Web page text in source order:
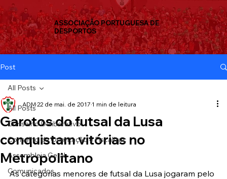
ASSOCIAÇÃO PORTUGUESA DE
DESPORTOS
Post
All Posts
Conselho Deliberativo
Conselho de Orientação e Fiscalizaç
Assembleia Geral
Comunicados
All Posts
Garotos do futsal da Lusa
conquistam vitórias no
Metropolitano
ADM 22 de mai. de 2017 1 min de leitura
As categorias menores de futsal da Lusa jogaram pelo